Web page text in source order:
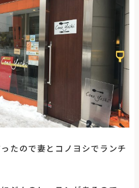
たので妻とコノヨシでランチ